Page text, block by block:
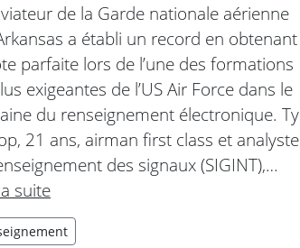
de la Garde nationale aérienne
a établi un record en obtenant
parfaite lors de l’une des formations
exigeantes de l’US Air Force dans le
du renseignement électronique. Ty
21 ans, airman first class et analyste
des signaux (SIGINT),…
suite